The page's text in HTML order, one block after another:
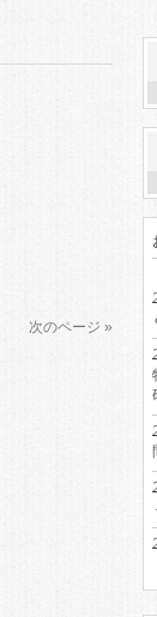
次のページ »